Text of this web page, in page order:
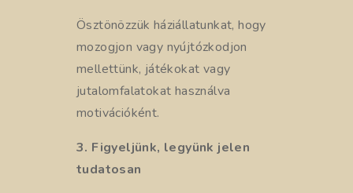
Ösztönözzük háziállatunkat, hogy
mozogjon vagy nyújtózkodjon
mellettünk, játékokat vagy
jutalomfalatokat használva
motivációként.
3. Figyeljünk, legyünk jelen
tudatosan